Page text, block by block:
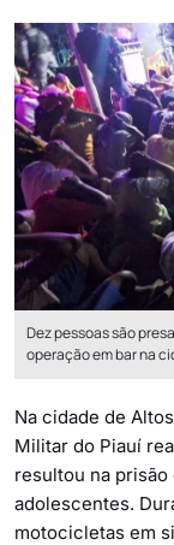
Dez pessoas são
operação em bar na
Na cidade de
Militar do Piauí
resultou na prisão
adolescentes.
motocicletas em